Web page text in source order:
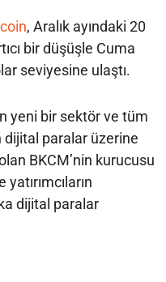
, Aralık ayındaki 20
bir düşüşle Cuma
seviyesine ulaştı.
yeni bir sektör ve tüm
dijital paralar üzerine
BKCM’nin kurucusu
dijital paralar